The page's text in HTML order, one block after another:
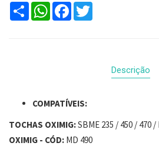
Compartilhar
WhatsAppFacebook
Twitter
Descrição
COMPATÍVEIS:
TOCHAS OXIMIG:SBME 235 / 450 / 470 /
OXIMIG - CÓD: MD 490